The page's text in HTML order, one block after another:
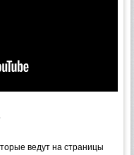
ведут на страницы